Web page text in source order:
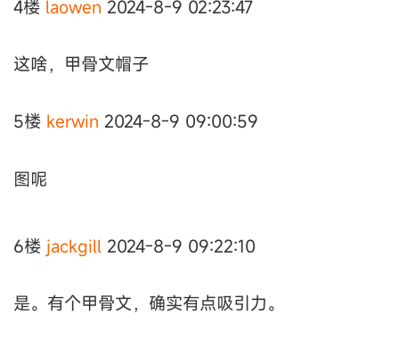
4楼 laowen 2024-8-9 02:23:47
这啥，甲骨文帽子
5楼 kerwin 2024-8-9 09:00:59
图呢
6楼 jackgill 2024-8-9 09:22:10
是。有个甲骨文，确实有点吸引力。